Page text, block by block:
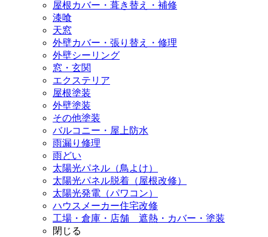
屋根カバー・葺き替え・補修
漆喰
天窓
外壁カバー・張り替え・修理
外壁シーリング
窓・玄関
エクステリア
屋根塗装
外壁塗装
その他塗装
バルコニー・屋上防水
雨漏り修理
雨どい
太陽光パネル（鳥よけ）
太陽光パネル脱着（屋根改修）
太陽光発電（パワコン）
ハウスメーカー住宅改修
工場・倉庫・店舗 遮熱・カバー・塗装
閉じる